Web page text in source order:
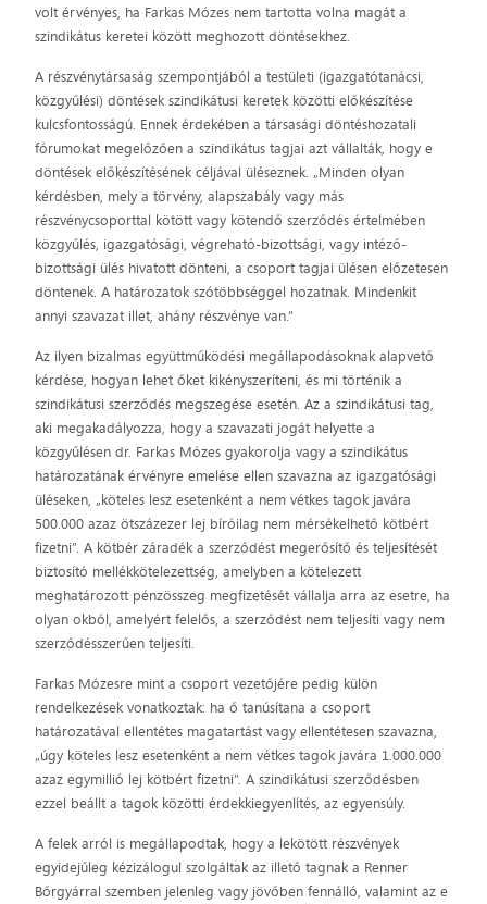
volt érvényes, ha Farkas Mózes nem tartotta volna magát a
szindikátus keretei között meghozott döntésekhez.
A részvénytársaság szempontjából a testületi (igazgatótanácsi,
közgyűlési) döntések szindikátusi keretek közötti előkészítése
kulcsfontosságú. Ennek érdekében a társasági döntéshozatali
fórumokat megelőzően a szindikátus tagjai azt vállalták, hogy e
döntések előkészítésének céljával üléseznek. „Minden olyan
kérdésben, mely a törvény, alapszabály vagy más
részvénycsoporttal kötött vagy kötendő szerződés értelmében
közgyűlés, igazgatósági, végreható-bizottsági, vagy intéző-
bizottsági ülés hivatott dönteni, a csoport tagjai ülésen előzetesen
döntenek. A határozatok szótöbbséggel hozatnak. Mindenkit
annyi szavazat illet, ahány részvénye van.”
Az ilyen bizalmas együttműködési megállapodásoknak alapvető
kérdése, hogyan lehet őket kikényszeríteni, és mi történik a
szindikátusi szerződés megszegése esetén. Az a szindikátusi tag,
aki megakadályozza, hogy a szavazati jogát helyette a
közgyűlésen dr. Farkas Mózes gyakorolja vagy a szindikátus
határozatának érvényre emelése ellen szavazna az igazgatósági
üléseken, „köteles lesz esetenként a nem vétkes tagok javára
500.000 azaz ötszázezer lej bíróilag nem mérsékelhető kötbért
fizetni”. A kötbér záradék a szerződést megerősítő és teljesítését
biztosító mellékkötelezettség, amelyben a kötelezett
meghatározott pénzösszeg megfizetését vállalja arra az esetre, ha
olyan okból, amelyért felelős, a szerződést nem teljesíti vagy nem
szerződésszerűen teljesíti.
Farkas Mózesre mint a csoport vezetőjére pedig külön
rendelkezések vonatkoztak: ha ő tanúsítana a csoport
határozatával ellentétes magatartást vagy ellentétesen szavazna,
„úgy köteles lesz esetenként a nem vétkes tagok javára 1.000.000
azaz egymillió lej kötbért fizetni”. A szindikátusi szerződésben
ezzel beállt a tagok közötti érdekkiegyenlítés, az egyensúly.
A felek arról is megállapodtak, hogy a lekötött részvények
egyidejűleg kézizálogul szolgáltak az illető tagnak a Renner
Bőrgyárral szemben jelenleg vagy jövőben fennálló, valamint az e